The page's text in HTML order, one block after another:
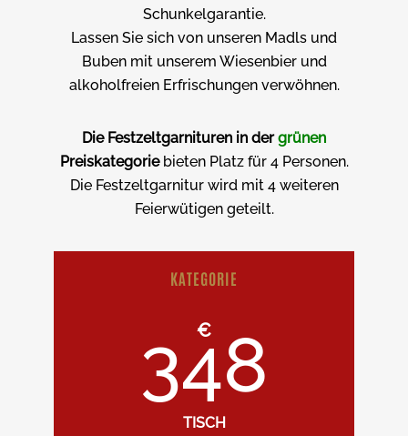
Schunkelgarantie.
Lassen Sie sich von unseren Madls und
Buben mit unserem Wiesenbier und
alkoholfreien Erfrischungen verwöhnen.
Die Festzeltgarnituren in dergrünen
Preiskategoriebieten Platz für 4 Personen.
Die Festzeltgarnitur wird mit 4 weiteren
Feierwütigen geteilt.
KATEGORIE
€
348
TISCH